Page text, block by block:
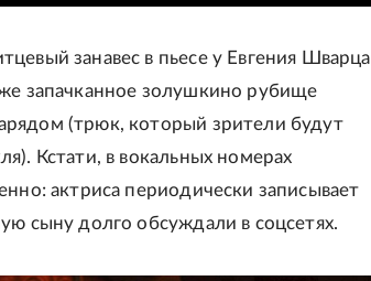
занавес в пьесе у Евгения Шварца
запачканное золушкино рубище
(трюк, который зрители будут
Кстати, в вокальных номерах
актриса периодически записывает
сыну долго обсуждали в соцсетях.